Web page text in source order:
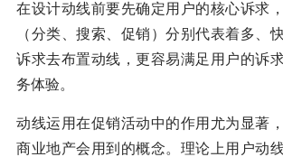
在设计动线前要先确定用户的核心诉求
（分类、搜索、促销）分别代表着多、
诉求去布置动线，更容易满足用户的诉
务体验。
动线运用在促销活动中的作用尤为显著
商业地产会用到的概念。理论上用户动